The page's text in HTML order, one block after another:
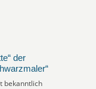
der
bekanntlich